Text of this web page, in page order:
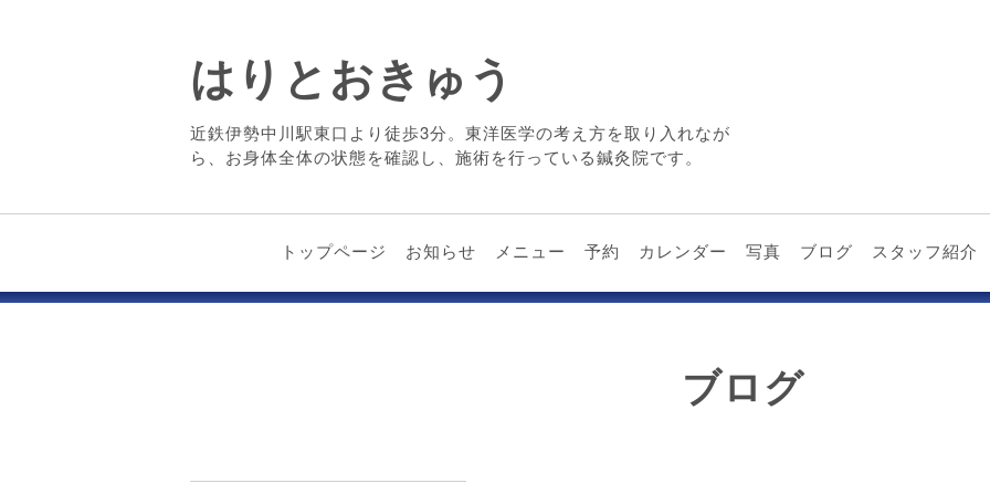
はりとおきゅう
近鉄伊勢中川駅東口より徒歩3分。東洋医学の考え方を取り入れなが
ら、お身体全体の状態を確認し、施術を行っている鍼灸院です。
トップページ お知らせ メニュー 予約 カレンダー 写真 ブログ スタッフ紹介
ブログ